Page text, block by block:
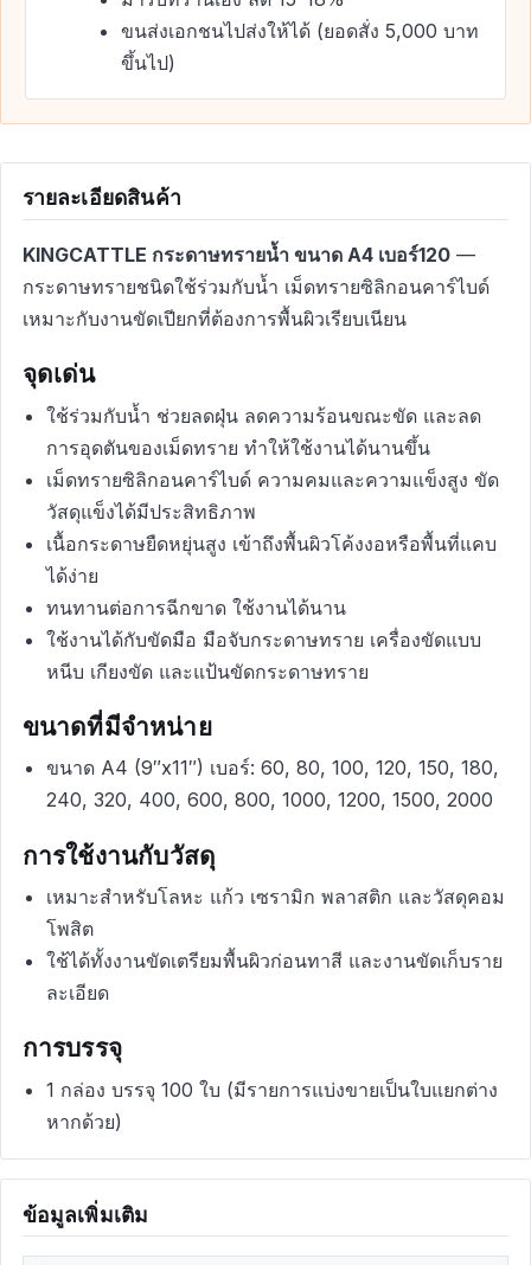
ขนส่งเอกชนไปส่งให้ได้ (ยอดสั่ง 5,000 บาท
ขึ้นไป)
รายละเอียดสินค้า
KINGCATTLE กระดาษทรายน้ำ ขนาด A4 เบอร์120—
กระดาษทรายชนิดใช้ร่วมกับน้ำ เม็ดทรายซิลิกอนคาร์ไบด์
เหมาะกับงานขัดเปียกที่ต้องการพื้นผิวเรียบเนียน
จุดเด่น
ใช้ร่วมกับน้ำ ช่วยลดฝุ่น ลดความร้อนขณะขัด และลด
การอุดตันของเม็ดทราย ทำให้ใช้งานได้นานขึ้น
เม็ดทรายซิลิกอนคาร์ไบด์ ความคมและความแข็งสูง ขัด
วัสดุแข็งได้มีประสิทธิภาพ
เนื้อกระดาษยืดหยุ่นสูง เข้าถึงพื้นผิวโค้งงอหรือพื้นที่แคบ
ได้ง่าย
ทนทานต่อการฉีกขาด ใช้งานได้นาน
ใช้งานได้กับขัดมือ มือจับกระดาษทราย เครื่องขัดแบบ
หนีบ เกียงขัด และแป้นขัดกระดาษทราย
ขนาดที่มีจำหน่าย
ขนาด A4 (9″x11″) เบอร์: 60, 80, 100, 120, 150, 180,
240, 320, 400, 600, 800, 1000, 1200, 1500, 2000
การใช้งานกับวัสดุ
เหมาะสำหรับโลหะ แก้ว เซรามิก พลาสติก และวัสดุคอม
โพสิต
ใช้ได้ทั้งงานขัดเตรียมพื้นผิวก่อนทาสี และงานขัดเก็บราย
ละเอียด
การบรรจุ
1 กล่อง บรรจุ 100 ใบ (มีรายการแบ่งขายเป็นใบแยกต่าง
หากด้วย)
ข้อมูลเพิ่มเติม